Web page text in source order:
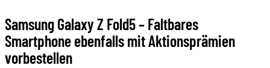
Samsung Galaxy Z Fold5 – Faltbares
Smartphone ebenfalls mit Aktionsprämien
vorbestellen